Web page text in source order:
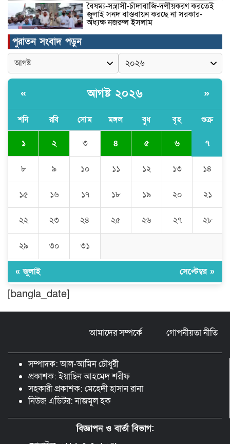
বৈষম্য-সন্ত্রাসী-চাঁদাবাজি-দলীয়করণ করতেই
জুলাই সনদ বাস্তবায়ন করছে না সরকার-
অধ্যক্ষ নজরুল ইসলাম
ঠাকুরগাঁওয়ে ইজিবাইক চোরচক্রের ৩ সদস্য
গ্রেপ্তার, বিপুল পরিমাণ যন্ত্রাংশ উদ্ধার ‎
মুন্সীগঞ্জের টংগীবাড়ীতে ৭ ফুট ৬ ইঞ্চি উচ্চতার
ঘণ্টার পর ঘণ্টা বিদ্যুৎহীন মৌলভীবাজার:
অতিরিক্ত বিলে দিশেহারা গ্রাহক, তীব্র ক্ষোভ
বিশ্বনাথে ‘প্রবাসী ওয়েলফেয়ার
গ্রেফতার ১ সিল-স্টাম্প প্যাড জব্দ।
ফেন্সিডিল ও ৩২ হাজার টাকা উদ্ধার, আটক ১
মাদকবিরোধী ক্যাম্পেইন
পুরাতন সংবাদ পড়ুন
« আগষ্ট ২০২৬ »
শনি রবি সোম মঙ্গল বুধ বৃহ শুক্র
১ ২ ৩ ৪ ৫ ৬ ৭
৮ ৯ ১০ ১১ ১২ ১৩ ১৪
১৫ ১৬ ১৭ ১৮ ১৯ ২০ ২১
২২ ২৩ ২৪ ২৫ ২৬ ২৭ ২৮
২৯ ৩০ ৩১
« জুলাই সেপ্টেম্বর »
[bangla_date]
আমাদের সম্পর্কে গোপনীয়তা নীতি
সম্পাদক: আল-আমিন চৌধুরী
প্রকাশক: ইয়াছিন আহমেদ শরীফ
সহকারী প্রকাশক: মেহেদী হাসান রানা
নিউজ এডিটর: নাজমুল হক
বিজ্ঞাপন ও বার্তা বিভাগ: